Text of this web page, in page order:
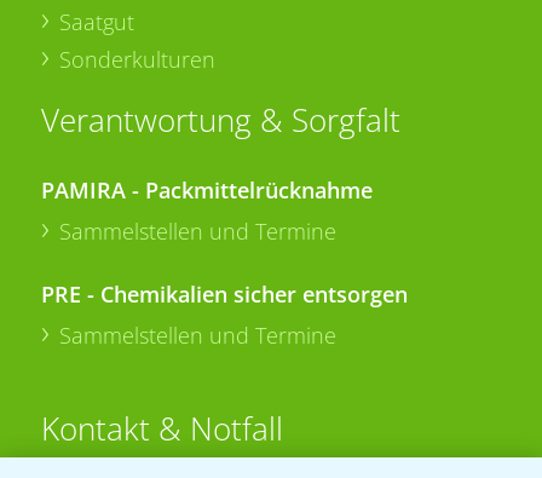
Saatgut
Sonderkulturen
Verantwortung & Sorgfalt
PAMIRA - Packmittelrücknahme
Sammelstellen und Termine
PRE - Chemikalien sicher entsorgen
Sammelstellen und Termine
Kontakt & Notfall